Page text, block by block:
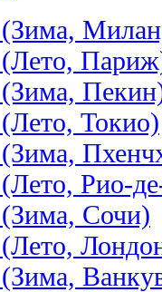
Токио)
Рио-
Сочи)